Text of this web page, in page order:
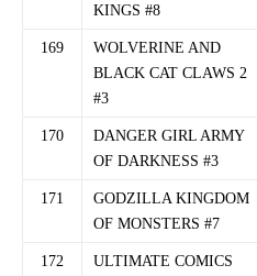
KINGS #8
169
WOLVERINE AND
BLACK CAT CLAWS 2
#3
170
DANGER GIRL ARMY
OF DARKNESS #3
171
GODZILLA KINGDOM
OF MONSTERS #7
172
ULTIMATE COMICS